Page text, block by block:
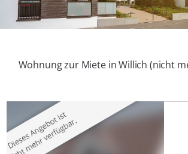
Wohnung zur Miete in Willich (nicht